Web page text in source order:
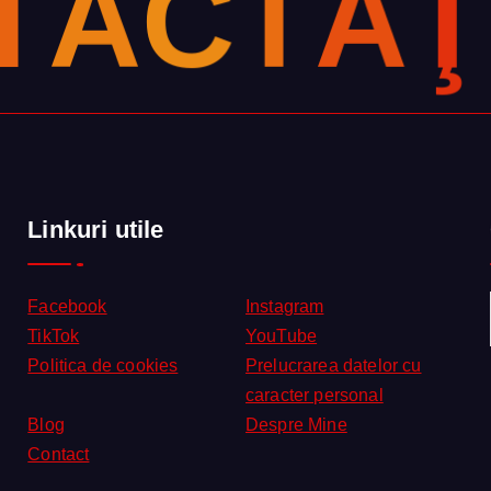
Linkuri utile
Facebook
Instagram
TikTok
YouTube
Politica de cookies
Prelucrarea datelor cu
caracter personal
Blog
Despre Mine
Contact